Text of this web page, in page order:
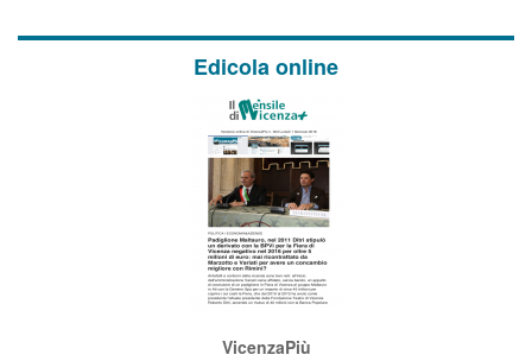
Edicola online
VicenzaPiù